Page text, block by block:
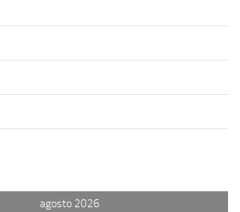
agosto 2026